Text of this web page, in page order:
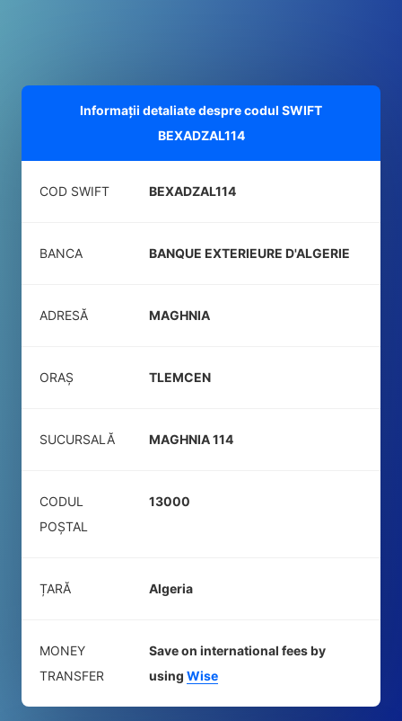
Informații detaliate despre codul SWIFT
BEXADZAL114
COD SWIFT BEXADZAL114
BANCA BANQUE EXTERIEURE D'ALGERIE
ADRESĂ MAGHNIA
ORAȘ TLEMCEN
SUCURSALĂ MAGHNIA 114
CODUL
POŞTAL
13000
ȚARĂ Algeria
MONEY
TRANSFER
Save on international fees by
using Wise